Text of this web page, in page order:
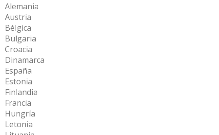
Alemania
Austria
Bélgica
Bulgaria
Croacia
Dinamarca
España
Estonia
Finlandia
Francia
Hungría
Letonia